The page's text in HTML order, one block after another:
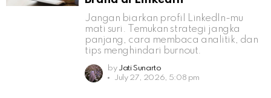
Jangan biarkan profil LinkedIn-mu
mati suri. Temukan strategi jangka
panjang, cara membaca analitik, dan
tips menghindari burnout.
by Jati Sunarto
July 27, 2026, 5:08 pm